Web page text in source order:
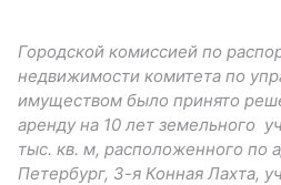
Городской комиссией по
недвижимости комитета по
имуществом было принято
аренду на 10 лет земельного
тыс. кв. м, расположенного по
Петербург, 3-я Конная Лахта,